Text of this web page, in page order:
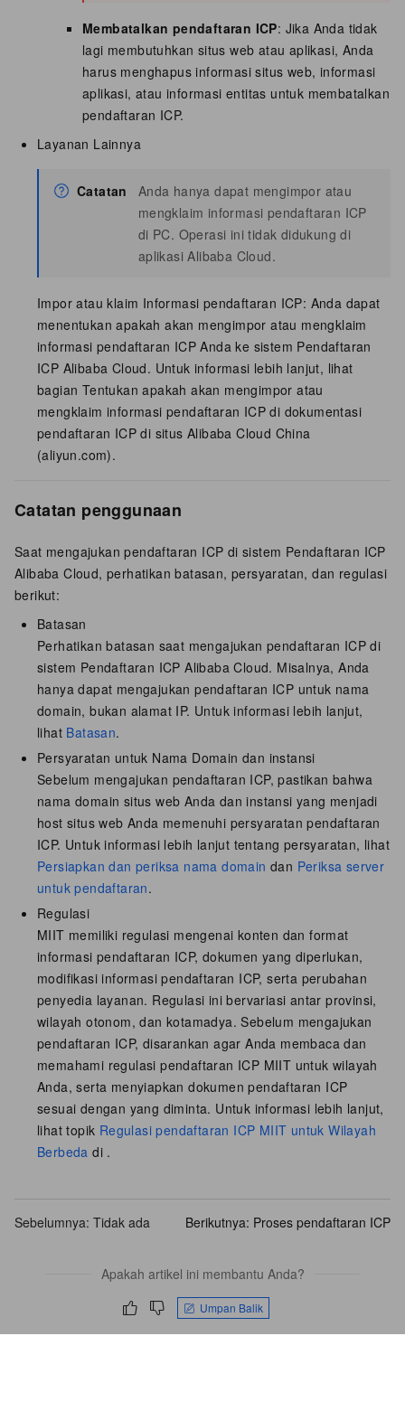
Membatalkan pendaftaran ICP: Jika Anda tidak
lagi membutuhkan situs web atau aplikasi, Anda
harus menghapus informasi situs web, informasi
aplikasi, atau informasi entitas untuk membatalkan
pendaftaran ICP.
Layanan Lainnya
Catatan
Anda hanya dapat mengimpor atau
mengklaim informasi pendaftaran ICP
di PC. Operasi ini tidak didukung di
aplikasi Alibaba Cloud.
Impor atau klaim Informasi pendaftaran ICP: Anda dapat
menentukan apakah akan mengimpor atau mengklaim
informasi pendaftaran ICP Anda ke sistem Pendaftaran
ICP Alibaba Cloud. Untuk informasi lebih lanjut, lihat
bagian Tentukan apakah akan mengimpor atau
mengklaim informasi pendaftaran ICP di dokumentasi
pendaftaran ICP di situs Alibaba Cloud China
(aliyun.com).
Catatan penggunaan
Saat mengajukan pendaftaran ICP di sistem Pendaftaran ICP
Alibaba Cloud, perhatikan batasan, persyaratan, dan regulasi
berikut:
Batasan
Perhatikan batasan saat mengajukan pendaftaran ICP di
sistem Pendaftaran ICP Alibaba Cloud. Misalnya, Anda
hanya dapat mengajukan pendaftaran ICP untuk nama
domain, bukan alamat IP. Untuk informasi lebih lanjut,
lihat Batasan.
Persyaratan untuk Nama Domain dan instansi
Sebelum mengajukan pendaftaran ICP, pastikan bahwa
nama domain situs web Anda dan instansi yang menjadi
host situs web Anda memenuhi persyaratan pendaftaran
ICP. Untuk informasi lebih lanjut tentang persyaratan, lihat
Persiapkan dan periksa nama domain dan Periksa server
untuk pendaftaran.
Regulasi
MIIT memiliki regulasi mengenai konten dan format
informasi pendaftaran ICP, dokumen yang diperlukan,
modifikasi informasi pendaftaran ICP, serta perubahan
penyedia layanan. Regulasi ini bervariasi antar provinsi,
wilayah otonom, dan kotamadya. Sebelum mengajukan
pendaftaran ICP, disarankan agar Anda membaca dan
memahami regulasi pendaftaran ICP MIIT untuk wilayah
Anda, serta menyiapkan dokumen pendaftaran ICP
sesuai dengan yang diminta. Untuk informasi lebih lanjut,
lihat topik Regulasi pendaftaran ICP MIIT untuk Wilayah
Berbeda di .
Sebelumnya: Tidak ada Berikutnya: Proses pendaftaran ICP
Apakah artikel ini membantu Anda?
Umpan Balik